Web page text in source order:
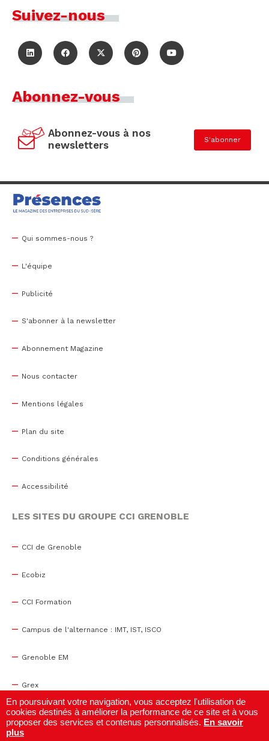
Suivez-nous
Abonnez-vous
Abonnez-vous à nos
newsletters
S'abonner
Qui sommes-nous ?
L'équipe
Publicité
S'abonner à la newsletter
Abonnement Magazine
Nous contacter
Mentions légales
Plan du site
Conditions générales
Accessibilité
LES SITES DU GROUPE CCI GRENOBLE
CCI de Grenoble
Ecobiz
CCI Formation
Campus de l'alternance : IMT, IST, ISCO
Grenoble EM
Grex
WTC Grenoble
En poursuivant votre navigation, vous acceptez l'utilisation de
cookies destinés à améliorer la performance de ce site et à vous
proposer des services et contenus personnalisés. En savoir
plus